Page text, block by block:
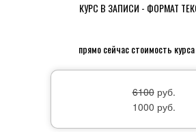
КУРС В ЗАПИСИ - ФОРМАТ
прямо сейчас стоимость
6100руб.
1000 руб.